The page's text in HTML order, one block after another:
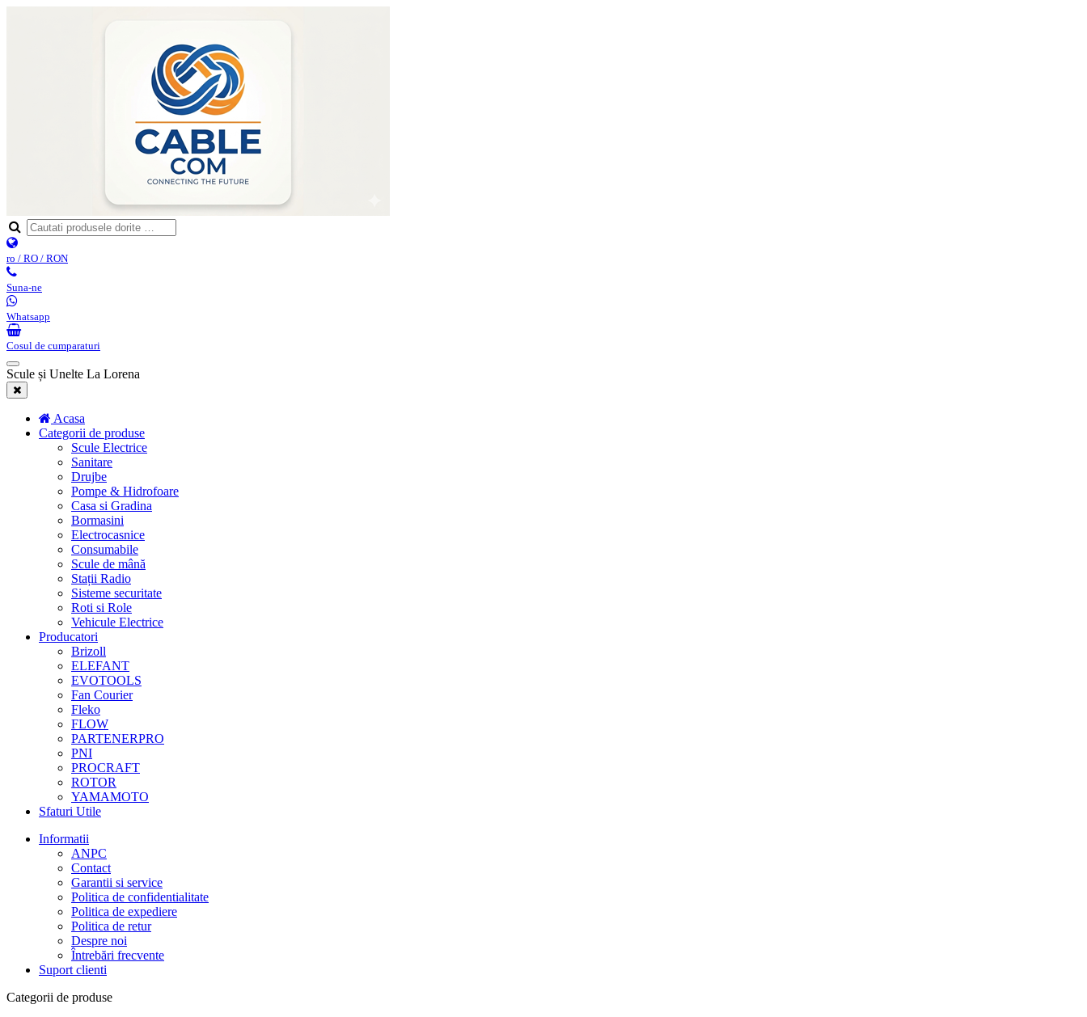
ro / RO / RON
Suna-ne
Whatsapp
Cosul de cumparaturi
Scule și Unelte La Lorena
Acasa
Categorii de produse
Scule Electrice
Sanitare
Drujbe
Pompe & Hidrofoare
Casa si Gradina
Bormasini
Electrocasnice
Consumabile
Scule de mână
Stații Radio
Sisteme securitate
Roti si Role
Vehicule Electrice
Producatori
Brizoll
ELEFANT
EVOTOOLS
Fan Courier
Fleko
FLOW
PARTENERPRO
PNI
PROCRAFT
ROTOR
YAMAMOTO
Sfaturi Utile
Informatii
ANPC
Contact
Garantii si service
Politica de confidentialitate
Politica de expediere
Politica de retur
Despre noi
Întrebări frecvente
Suport clienti
Categorii de produse